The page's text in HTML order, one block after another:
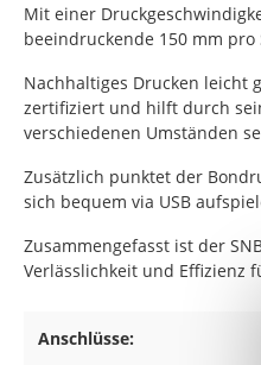
Mit einer
beeindruckende 150 mm
Nachhaltiges Drucken leicht
zertifiziert und hilft durch
verschiedenen Umständen
Zusätzlich punktet der
sich bequem via USB
Zusammengefasst ist der
Verlässlichkeit und Effizienz
Anschlüsse: